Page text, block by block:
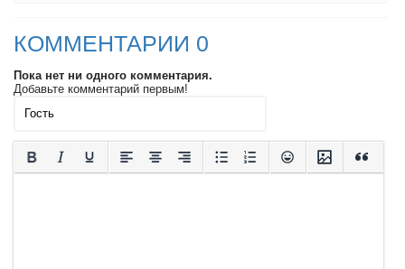
КОММЕНТАРИИ 0
Пока нет ни одного комментария.
Добавьте комментарий первым!